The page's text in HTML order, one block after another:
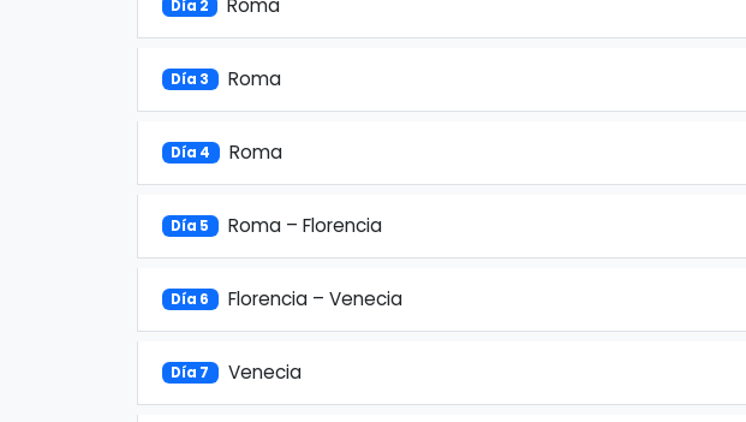
Día 2 Roma
Día 3 Roma
Día 4 Roma
Día 5 Roma – Florencia
Día 6 Florencia – Venecia
Día 7 Venecia